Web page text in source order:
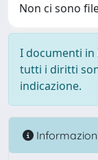
Non ci sono
I documenti in
tutti i diritti
indicazione.